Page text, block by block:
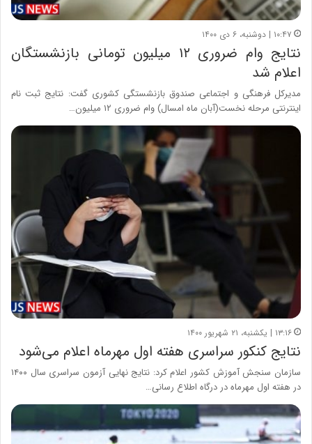
۱۰:۴۷ | دوشنبه، ۶ دی ۱۴۰۰
نتایج وام ضروری ۱۲ میلیون تومانی بازنشستگان
اعلام شد
مدیرکل فرهنگی و اجتماعی صندوق بازنشستگی کشوری گفت: نتایج ثبت نام
اینترنتی مرحله نخست(آبان ماه امسال) وام ضروری ۱۲ میلیون…
۱۳:۱۶ | یکشنبه، ۲۱ شهریور ۱۴۰۰
نتایج کنکور سراسری هفته اول مهرماه اعلام می‌شود
سازمان سنجش آموزش کشور اعلام کرد: نتایج نهایی آزمون سراسری سال ۱۴۰۰
در هفته اول مهرماه در درگاه اطلاع رسانی…